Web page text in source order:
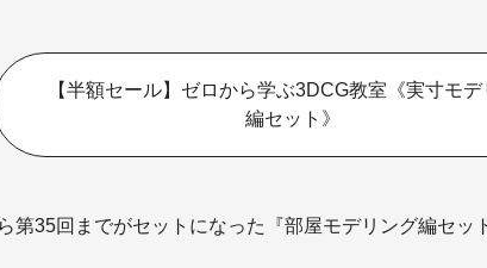
【半額セール】ゼロから学ぶ3DCG教室《実寸モ
編セット》
第35回までがセットになった『部屋モデリング編セッ